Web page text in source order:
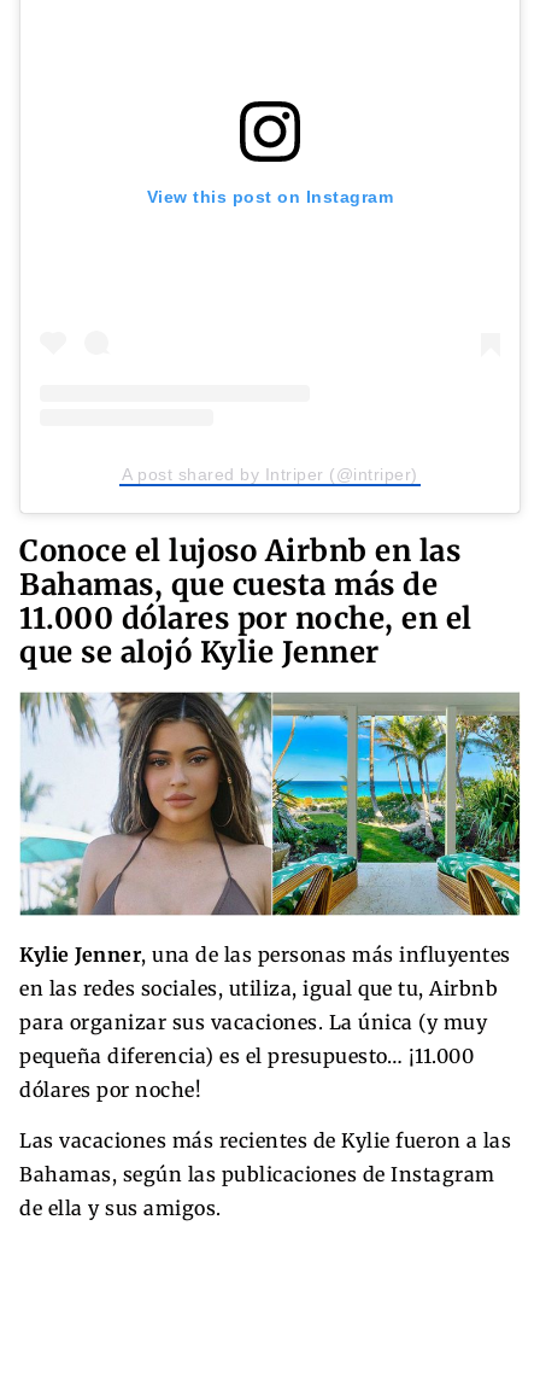
View this post on Instagram
A post shared by Intriper (@intriper)
Conoce el lujoso Airbnb en las
Bahamas, que cuesta más de
11.000 dólares por noche, en el
que se alojó Kylie Jenner
Kylie Jenner, una de las personas más influyentes
en las redes sociales, utiliza, igual que tu, Airbnb
para organizar sus vacaciones. La única (y muy
pequeña diferencia) es el presupuesto… ¡11.000
dólares por noche!
Las vacaciones más recientes de Kylie fueron a las
Bahamas, según las publicaciones de Instagram
de ella y sus amigos.